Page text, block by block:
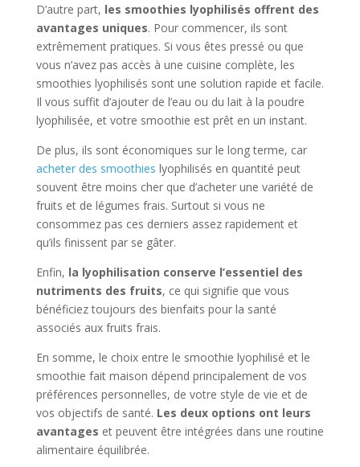
D’autre part, les smoothies lyophilisés offrent des
avantages uniques. Pour commencer, ils sont
extrêmement pratiques. Si vous êtes pressé ou que
vous n’avez pas accès à une cuisine complète, les
smoothies lyophilisés sont une solution rapide et facile.
Il vous suffit d’ajouter de l’eau ou du lait à la poudre
lyophilisée, et votre smoothie est prêt en un instant.
De plus, ils sont économiques sur le long terme, car
acheter des smoothies lyophilisés en quantité peut
souvent être moins cher que d’acheter une variété de
fruits et de légumes frais. Surtout si vous ne
consommez pas ces derniers assez rapidement et
qu’ils finissent par se gâter.
Enfin, la lyophilisation conserve l’essentiel des
nutriments des fruits, ce qui signifie que vous
bénéficiez toujours des bienfaits pour la santé
associés aux fruits frais.
En somme, le choix entre le smoothie lyophilisé et le
smoothie fait maison dépend principalement de vos
préférences personnelles, de votre style de vie et de
vos objectifs de santé. Les deux options ont leurs
avantages et peuvent être intégrées dans une routine
alimentaire équilibrée.